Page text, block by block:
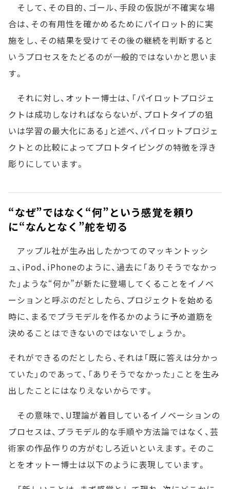
そして、その目的、ゴール、手段の仮説が不確実な場
合は、その有用性を確かめるためにパイロット的に実
施をし、その結果を受けてその後の継続を判断すると
いうプロセスをたどるのが一般的ではないかと思いま
す。
それに対し、オットー博士は、「パイロットプロジェ
クトは成功しなければならないが、プロトタイプの狙
いは学習の最大化にある」と述べ、パイロットプロジェ
クトとの比較によってプロトタイピングの特徴を浮き
彫りにしています。
“なぜ”ではなく“何”という感覚を頼り
に“なんとなく”舵を切る
アップル社が生み出したかつてのマッキントッシ
ュ、iPod、iPhoneのように、過去に「ありそうでなかっ
た」ような“何か”が新たに登場してくることをイノベ
ーションと呼ぶのだとしたら、プロジェクトを始める
時に、まるでプラモデルを作るかのように予め道筋を
決めることはできないのではないでしょうか。
それができるのだとしたら、それは「既に答えは分かっ
ていた」のであって、「ありそうでなかった」ことを生み
出したことにはなりえないからです。
その意味で、U理論が着目しているイノベーションの
プロセスは、プラモデル的な手順や方法論ではなく、芸
術家の作品作りの方がむしろ近いといえます。そのこ
とをオットー博士は以下のように表現しています。